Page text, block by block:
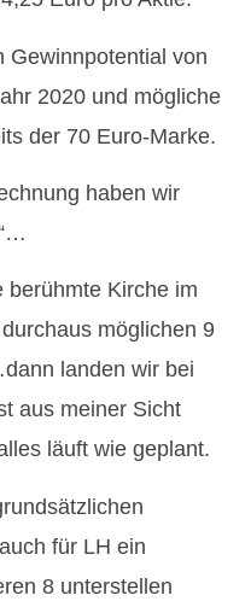
Gewinnpotential von
2020 und mögliche
der 70 Euro-Marke.
haben wir
Kirche im
möglichen 9
landen wir bei
aus meiner Sicht
läuft wie geplant.
für LH ein
8 unterstellen